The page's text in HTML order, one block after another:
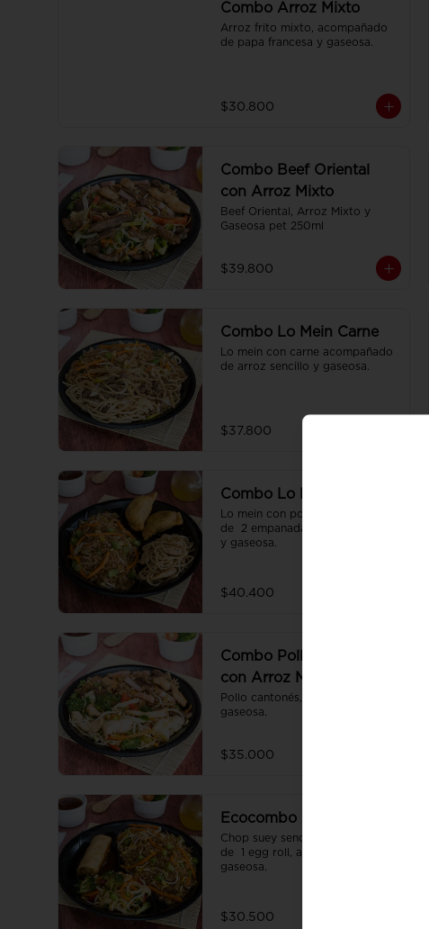
Combo Arroz Mixto
Arroz frito mixto, acompañado
de papa francesa y gaseosa.
$30.800
Combo Beef Oriental
con Arroz Mixto
Beef Oriental, Arroz Mixto y
Gaseosa pet 250ml
$39.800
Combo Lo Mein Carne
Lo mein con carne acompañado
de arroz sencillo y gaseosa.
$37.800
Combo Lo Mein Thai
Lo mein con pollo acompañado
de  2 empanadas, arroz sencillo
y gaseosa.
$40.400
Combo Pollo Cantonés
con Arroz Mixto
Pollo cantonés, arroz mixto y
gaseosa.
$35.000
Ecocombo 2
Chop suey sencillo acompañado
de  1 egg roll, arroz sencillo y
gaseosa.
$30.500